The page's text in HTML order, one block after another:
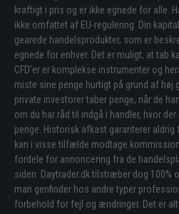
kraftigt i pris og er ikke egnede for alle.
ikke omfattet af EU-regulering. Din
gearede handelsprodukter, som er
egnede for enhver. Det er muligt, at tab
CFD’er er komplekse instrumenter og
miste sine penge hurtigt på grund af høj
private investorer taber penge, når de
om du har råd til indgå i handler, hvor
penge. Historisk afkast garanterer
kan i visse tilfælde modtage
fordele for annoncering fra de
siden. Daytrader.dk tilstræber dog 100%
man genfinder hos andre typer
forbehold for fejl og ændringer. Det er